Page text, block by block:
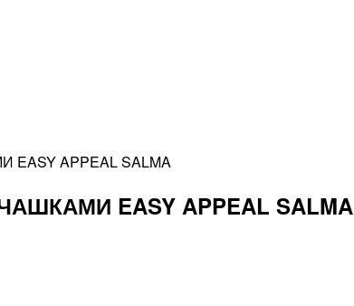
APPEAL SALMA
EASY APPEAL SALMA